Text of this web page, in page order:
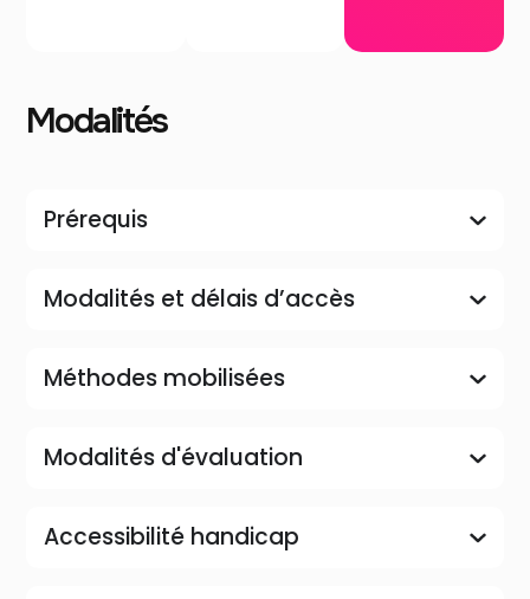
Modalités
Prérequis
Modalités et délais d’accès
Méthodes mobilisées
Modalités d'évaluation
Accessibilité handicap